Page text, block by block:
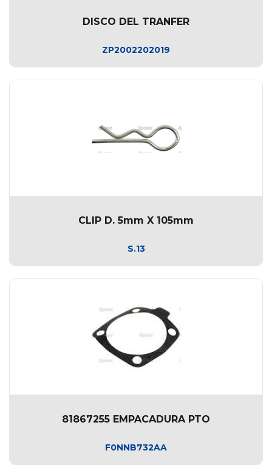
DISCO DEL TRANFER
ZP2002202019
CLIP D. 5mm X 105mm
S.13
81867255 EMPACADURA PTO
F0NNB732AA